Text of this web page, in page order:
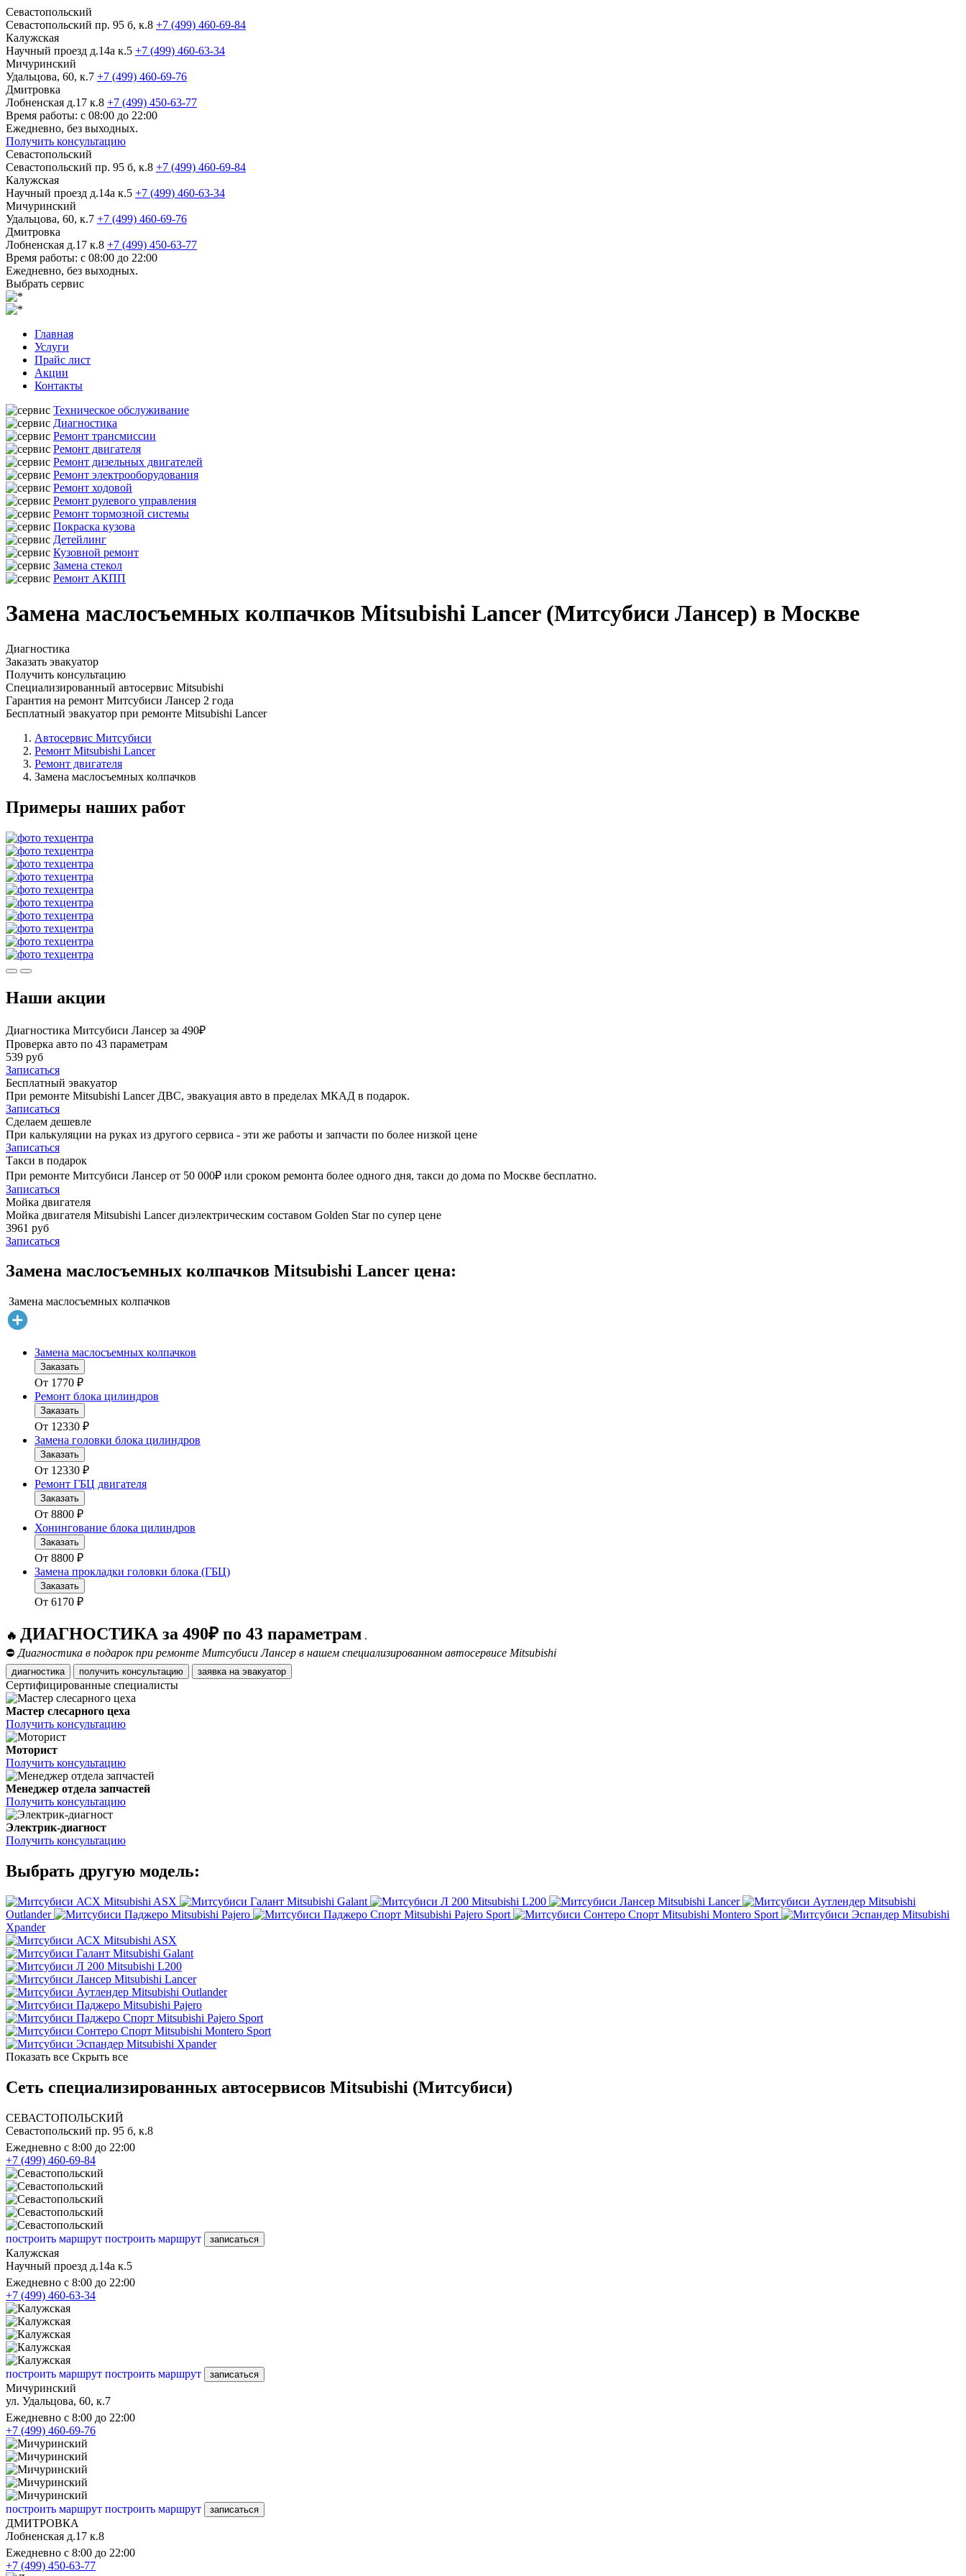
Севастопольский
Севастопольский пр. 95 б, к.8 +7 (499) 460-69-84
Калужская
Научный проезд д.14а к.5 +7 (499) 460-63-34
Мичуринский
Удальцова, 60, к.7 +7 (499) 460-69-76
Дмитровка
Лобненская д.17 к.8 +7 (499) 450-63-77
Время работы: с 08:00 до 22:00
Ежедневно, без выходных.
Получить консультацию
Севастопольский
Севастопольский пр. 95 б, к.8 +7 (499) 460-69-84
Калужская
Научный проезд д.14а к.5 +7 (499) 460-63-34
Мичуринский
Удальцова, 60, к.7 +7 (499) 460-69-76
Дмитровка
Лобненская д.17 к.8 +7 (499) 450-63-77
Время работы: с 08:00 до 22:00
Ежедневно, без выходных.
Выбрать сервис
Главная
Услуги
Прайс лист
Акции
Контакты
Техническое обслуживание
Диагностика
Ремонт трансмиссии
Ремонт двигателя
Ремонт дизельных двигателей
Ремонт электрооборудования
Ремонт ходовой
Ремонт рулевого управления
Ремонт тормозной системы
Покраска кузова
Детейлинг
Кузовной ремонт
Замена стекол
Ремонт АКПП
Замена маслосъемных колпачков Mitsubishi Lancer (Митсубиси Лансер) в Москве
Диагностика
Заказать эвакуатор
Получить консультацию
Специализированный автосервис Mitsubishi
Гарантия на ремонт Митсубиси Лансер 2 года
Бесплатный эвакуатор при ремонте Mitsubishi Lancer
Автосервис Митсубиси
Ремонт Mitsubishi Lancer
Ремонт двигателя
Замена маслосъемных колпачков
Примеры наших работ
Наши акции
Диагностика Митсубиси Лансер за 490₽
Проверка авто по 43 параметрам
539 руб
Записаться
Бесплатный эвакуатор
При ремонте Mitsubishi Lancer ДВС, эвакуация авто в пределах МКАД в подарок.
Записаться
Сделаем дешевле
При калькуляции на руках из другого сервиса - эти же работы и запчасти по более низкой цене
Записаться
Такси в подарок
При ремонте Митсубиси Лансер от 50 000₽ или сроком ремонта более одного дня, такси до дома по Москве бесплатно.
Записаться
Мойка двигателя
Мойка двигателя Mitsubishi Lancer диэлектрическим составом Golden Star по супер цене
3961 руб
Записаться
Замена маслосъемных колпачков Mitsubishi Lancer цена:
Замена маслосъемных колпачков
Замена маслосъемных колпачков
Заказать
От 1770 ₽
Ремонт блока цилиндров
Заказать
От 12330 ₽
Замена головки блока цилиндров
Заказать
От 12330 ₽
Ремонт ГБЦ двигателя
Заказать
От 8800 ₽
Хонингование блока цилиндров
Заказать
От 8800 ₽
Замена прокладки головки блока (ГБЦ)
Заказать
От 6170 ₽
🔥 ДИАГНОСТИКА за 490₽ по 43 параметрам .
⛔ Диагностика в подарок при ремонте Митсубиси Лансер в нашем специализированном автосервисе Mitsubishi
диагностика получить консультацию заявка на эвакуатор
Сертифицированные специалисты
Мастер слесарного цеха
Получить консультацию
Моторист
Получить консультацию
Менеджер отдела запчастей
Получить консультацию
Электрик-диагност
Получить консультацию
Выбрать другую модель:
Mitsubishi ASX Mitsubishi Galant Mitsubishi L200 Mitsubishi Lancer
Mitsubishi
Outlander
Mitsubishi Pajero Mitsubishi Pajero Sport Mitsubishi Montero Sport
Mitsubishi
Xpander
Mitsubishi ASX
Mitsubishi Galant
Mitsubishi L200
Mitsubishi Lancer
Mitsubishi Outlander
Mitsubishi Pajero
Mitsubishi Pajero Sport
Mitsubishi Montero Sport
Mitsubishi Xpander
Показать все Скрыть все
Сеть специализированных автосервисов Mitsubishi (Митсубиси)
СЕВАСТОПОЛЬСКИЙ
Севастопольский пр. 95 б, к.8
Ежедневно с 8:00 до 22:00
+7 (499) 460-69-84
построить маршрут построить маршрут записаться
Калужская
Научный проезд д.14а к.5
Ежедневно с 8:00 до 22:00
+7 (499) 460-63-34
построить маршрут построить маршрут записаться
Мичуринский
ул. Удальцова, 60, к.7
Ежедневно с 8:00 до 22:00
+7 (499) 460-69-76
построить маршрут построить маршрут записаться
ДМИТРОВКА
Лобненская д.17 к.8
Ежедневно с 8:00 до 22:00
+7 (499) 450-63-77